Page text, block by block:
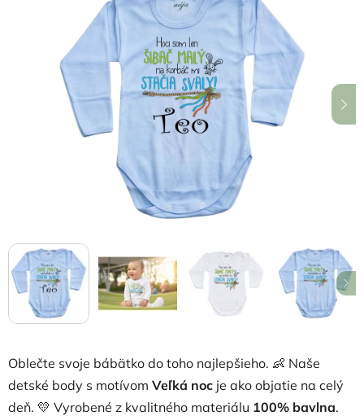
Oblečte svoje bábätko do toho najlepšieho. 👶 Naše
detské body s motívom Veľká noc je ako objatie na celý
deň. 💛 Vyrobené z kvalitného materiálu 100% bavlna.
hviezdičiek.